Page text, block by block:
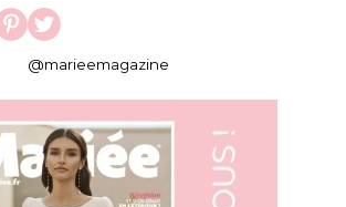
@marieemagazine